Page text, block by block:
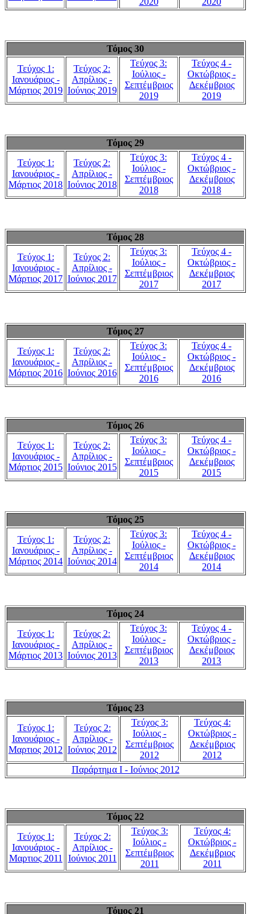
Τόμος 30
Τεύχος 1:
Ιανουάριος -
Μάρτιος 2019
Τεύχος 2:
Απρίλιος -
Ιούνιος 2019
Τεύχος 3:
Ιούλιος -
Σεπτέμβριος
2019
Τεύχος 4 -
Οκτώβριος -
Δεκέμβριος
2019
Τόμος 29
Τεύχος 1:
Ιανουάριος -
Μάρτιος 2018
Τεύχος 2:
Απρίλιος -
Ιούνιος 2018
Τεύχος 3:
Ιούλιος -
Σεπτέμβριος
2018
Τεύχος 4 -
Οκτώβριος -
Δεκέμβριος
2018
Τόμος 28
Τεύχος 1:
Ιανουάριος -
Μάρτιος 2017
Τεύχος 2:
Απρίλιος -
Ιούνιος 2017
Τεύχος 3:
Ιούλιος -
Σεπτέμβριος
2017
Τεύχος 4 -
Οκτώβριος -
Δεκέμβριος
2017
Τόμος 27
Τεύχος 1:
Ιανουάριος -
Μάρτιος 2016
Τεύχος 2:
Απρίλιος -
Ιούνιος 2016
Τεύχος 3:
Ιούλιος -
Σεπτέμβριος
2016
Τεύχος 4 -
Οκτώβριος -
Δεκέμβριος
2016
Τόμος 26
Τεύχος 1:
Ιανουάριος -
Μάρτιος 2015
Τεύχος 2:
Απρίλιος -
Ιούνιος 2015
Τεύχος 3:
Ιούλιος -
Σεπτέμβριος
2015
Τεύχος 4 -
Οκτώβριος -
Δεκέμβριος
2015
Τόμος 25
Τεύχος 1:
Ιανουάριος -
Μάρτιος 2014
Τεύχος 2:
Απρίλιος -
Ιούνιος 2014
Τεύχος 3:
Ιούλιος -
Σεπτέμβριος
2014
Τεύχος 4 -
Οκτώβριος -
Δεκέμβριος
2014
Τόμος 24
Τεύχος 1:
Ιανουάριος -
Μάρτιος 2013
Τεύχος 2:
Απρίλιος -
Ιούνιος 2013
Τεύχος 3:
Ιούλιος -
Σεπτέμβριος
2013
Τεύχος 4 -
Οκτώβριος -
Δεκέμβριος
2013
Τόμος 23
Τεύχος 1:
Ιανουάριος -
Μαρτιος 2012
Τεύχος 2:
Απρίλιος -
Ιούνιος 2012
Τεύχος 3:
Ιούλιος -
Σεπτέμβριος
2012
Τεύχος 4:
Οκτώβριος -
Δεκέμβριος
2012
Παράρτημα Ι - Ιούνιος 2012
Τόμος 22
Τεύχος 1:
Ιανουάριος -
Μαρτιος 2011
Τεύχος 2:
Απρίλιος -
Ιούνιος 2011
Τεύχος 3:
Ιούλιος -
Σεπτέμβριος
2011
Τεύχος 4:
Οκτώβριος -
Δεκέμβριος
2011
Τόμος 21